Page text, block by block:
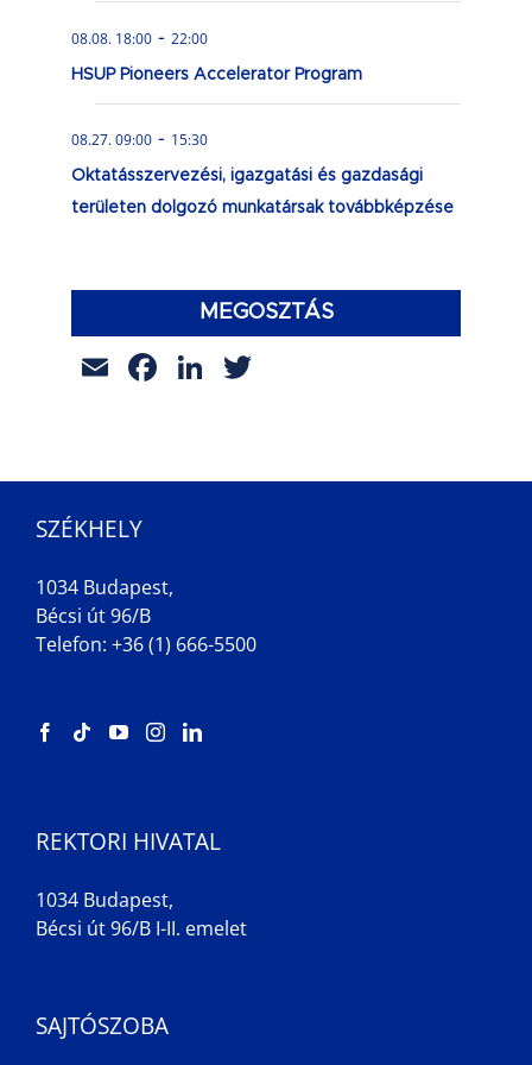
08.08. 18:00 - 22:00
HSUP Pioneers Accelerator Program
08.27. 09:00 - 15:30
Oktatásszervezési, igazgatási és gazdasági
területen dolgozó munkatársak továbbképzése
MEGOSZTÁS
EmailFacebook
LinkedIn
SZÉKHELY
1034 Budapest,
Bécsi út 96/B
Telefon: +36 (1) 666-5500
REKTORI HIVATAL
1034 Budapest,
Bécsi út 96/B I-II. emelet
SAJTÓSZOBA